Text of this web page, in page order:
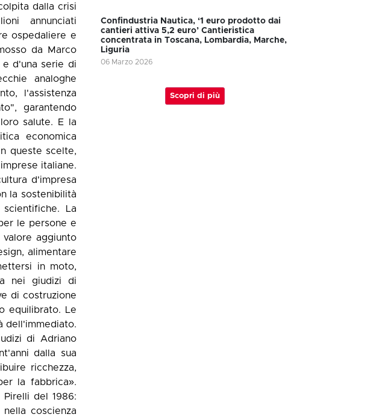
dalla crisi
annunciati
ospedaliere e
da Marco
e d'una serie di
analoghe
l'assistenza
garantendo
salute. E la
economica
queste scelte,
italiane.
d'impresa
la sostenibilità
La
le persone e
aggiunto
alimentare
in moto,
nei giudizi di
di costruzione
equilibrato. Le
dell'immediato.
di Adriano
dalla sua
ricchezza,
la fabbrica».
del 1986:
coscienza
Confindustria Nautica, ‘1 euro prodotto dai
cantieri attiva 5,2 euro’ Cantieristica
concentrata in Toscana, Lombardia, Marche,
Liguria
06 Marzo 2026
Scopri di più